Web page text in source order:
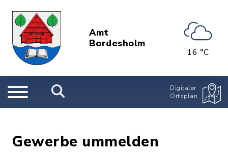
Amt
Bordesholm
16 °C
Digitaler
Ortsplan
Gewerbe ummelden